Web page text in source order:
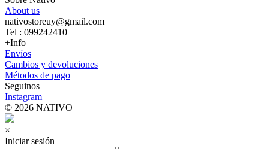
About us
nativostoreuy@gmail.com
Tel : 099242410
+Info
Envíos
Cambios y devoluciones
Métodos de pago
Seguinos
Instagram
© 2026 NATIVO
×
Iniciar sesión